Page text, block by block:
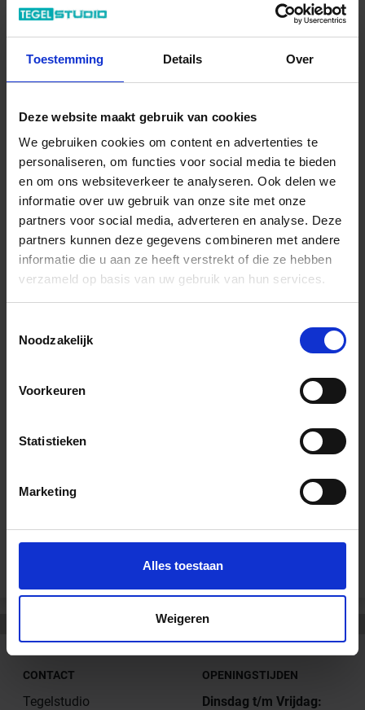
Toestemming Details Over
Deze website maakt gebruik van cookies
We gebruiken cookies om content en advertenties te
personaliseren, om functies voor social media te bieden
en om ons websiteverkeer te analyseren. Ook delen we
informatie over uw gebruik van onze site met onze
partners voor social media, adverteren en analyse. Deze
partners kunnen deze gegevens combineren met andere
informatie die u aan ze heeft verstrekt of die ze hebben
verzameld op basis van uw gebruik van hun services.
Noodzakelijk
Voorkeuren
Statistieken
Marketing
Alles toestaan
Weigeren
14.40 € /Stuk
13,09 €
13,09 € / Stück
Stuk
In het winkelmandje
Onze verkoopspecialisten staan graag voor je klaar:
Andere Series van Schlüter Systems
CONTACT
Tegelstudio
OPENINGSTIJDEN
Dinsdag t/m Vrijdag: